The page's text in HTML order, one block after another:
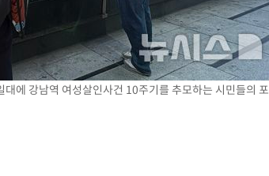
에 강남역 여성살인사건 10주기를 추모하는 시민들의 포